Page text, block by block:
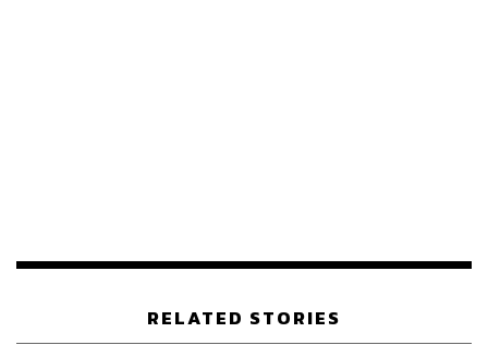
RELATED STORIES